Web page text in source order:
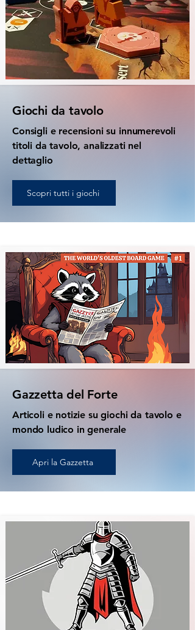
Giochi da tavolo
Consigli e recensioni su innumerevoli
titoli da tavolo, analizzati nel
dettaglio
Scopri tutti i giochi
Gazzetta del Forte
Articoli e notizie su giochi da tavolo e
mondo ludico in generale
Apri la Gazzetta